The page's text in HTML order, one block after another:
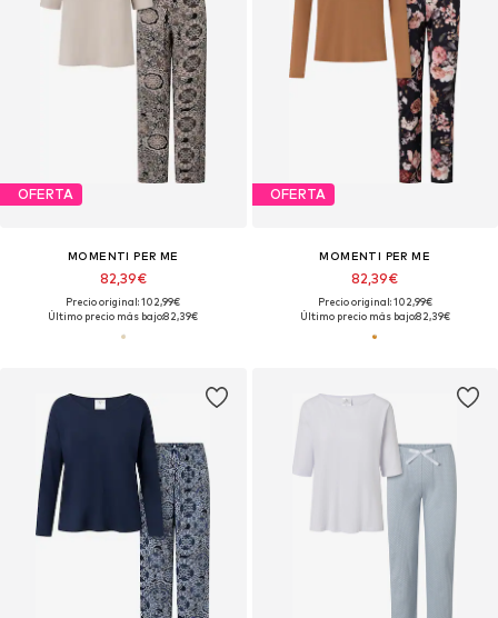
OFERTA
MOMENTI PER ME
82,39€
Precio original: 102,99€
Último precio más bajo:82,39€
OFERTA
MOMENTI PER ME
82,39€
Precio original: 102,99€
Último precio más bajo:82,39€